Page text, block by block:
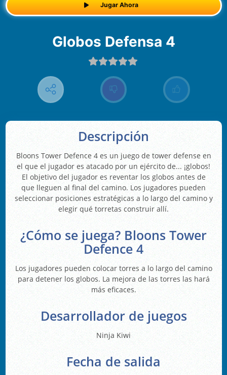
Jugar Ahora
Globos Defensa 4
Descripción
Bloons Tower Defence 4 es un juego de tower defense en
el que el jugador es atacado por un ejército de... ¡globos!
El objetivo del jugador es reventar los globos antes de
que lleguen al final del camino. Los jugadores pueden
seleccionar posiciones estratégicas a lo largo del camino y
elegir qué torretas construir allí.
¿Cómo se juega? Bloons Tower
Defence 4
Los jugadores pueden colocar torres a lo largo del camino
para detener los globos. La mejora de las torres las hará
más eficaces.
Desarrollador de juegos
Ninja Kiwi
Fecha de salida